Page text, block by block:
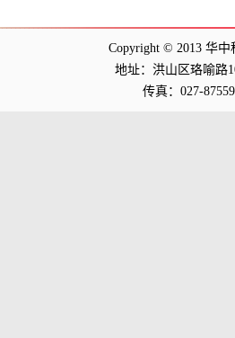
Copyright © 2013 华中
地址：洪山区珞喻路
传真：027-